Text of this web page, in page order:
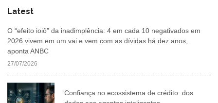
Latest
O “efeito ioiô” da inadimplência: 4 em cada 10 negativados em
2026 vivem em um vai e vem com as dívidas há dez anos,
aponta ANBC
27/07/2026
Confiança no ecossistema de crédito: dos